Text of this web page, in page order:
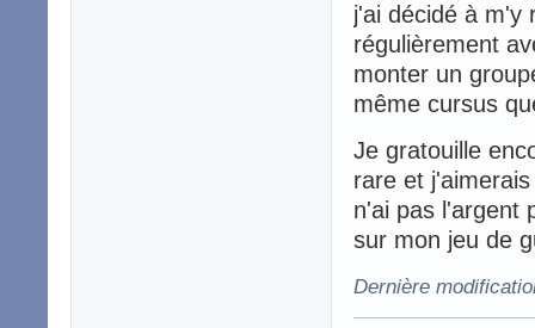
j'ai décidé à m'y
régulièrement
monter un
même cursus
Je gratouille
rare et
n'ai pas l'argent
sur mon jeu de
Dernière